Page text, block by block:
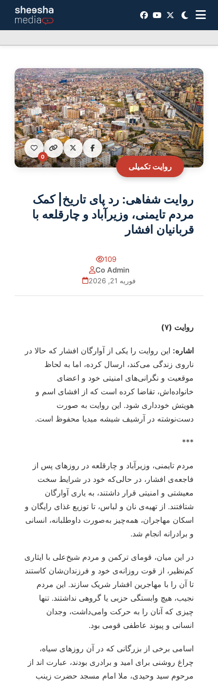
روایت تکمیلی
0
روایت‌ شفاهی: رد پای تاریخ| کمک
مردم تایمنی، وزیرآباد و چارقلعه با
قربانیان افشار
109
Co Admin
فوریه 21, 2026
روایت (۷)
اشاره: این روایت را یکی از آوارگان افشار که حالا در
ناروی زندگی می‌کند، ارسال کرده، اما به لحاظ
موقعیت و نگرانی‌های امنیتی خود و اعضای
خانواده‌اش، تقاضا کرده است که از افشای اسم و
هویتش خودداری شود. این روایت به صورت
دست‌نوشته در آرشیف شیشه میدیا محفوظ است.
***
مردم تایمنی، وزیرآباد و چارقلعه در روزهای پس از
فاجعه‌ی افشار، در حالی‌که خود در شرایط سخت
معیشتی و امنیتی قرار داشتند، به یاری آوارگان
شتافتند. از تهیه‌ی نان و لباس، تا توزیع غذای رایگان و
اسکان مهاجران، همه‌چیز به‌صورت داوطلبانه، انسانی
و برادرانه انجام شد.
در این میان، قومای ترکمن و مردم شیخ‌علی با ایثاری
کم‌نظیر، از قوت روزانه‌ی خود و فرزندان‌شان کاستند
تا آن را با مهاجرین افشار شریک سازند. این‌ مردم
نجیب، هیچ وابستگی حزبی یا گروهی نداشتند. تنها
چیزی که آنان را به حرکت وامی‌داشت، وجدان
انسانی و پیوند عاطفی قومی بود.
اسامی برخی از بزرگانی که در آن روزهای سیاه،
چراغ روشنی برای امید و برادری بودند، عبارت اند از
مرحوم سید وحیدی، ملا امام مسجد حضرت زینب